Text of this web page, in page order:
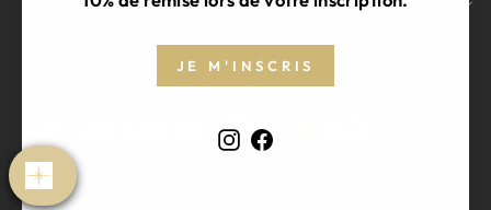
JE M'INSCRIS
Instagram
Facebook
COMMENT PARRAINER MES PROCHES
LANGUE
Français
© 2026 Les Médéores d'Ankaa